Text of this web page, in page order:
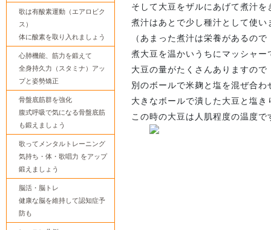
そして大豆をザルにあげて煮汁を
煮汁はあとで少し種汁として使
（あまった煮汁は栄養があるの
煮大豆を温かいうちにマッシャー
大豆の量がたくさんありますの
別のボールで米麹と塩を混ぜ合
大きなボールで潰した大豆と塩
この時の大豆は人肌程度の温度で
歌は有酸素運動（エアロビク
ス）
体に酸素を取り入れましょう
心肺機能、筋力を鍛えて
全身持久力（スタミナ）アッ
プと姿勢矯正
骨盤底筋群を強化
腹式呼吸で気になる骨盤底筋
も鍛えましょう
歌ってメンタルトレーニング
気持ち・体・歌唱力 をアップ
鍛えましょう
脳活・脳トレ
健康な脳を維持して認知症予
防も